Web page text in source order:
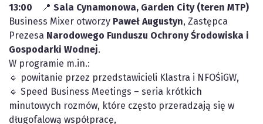
13:00
📍 Sala Cynamonowa, Garden City (teren MTP)
Business Mixer otworzy Paweł Augustyn, Zastępca
Prezesa Narodowego Funduszu Ochrony Środowiska i
Gospodarki Wodnej.
W programie m.in.:
🔹 powitanie przez przedstawicieli Klastra i NFOŚiGW,
🔹 Speed Business Meetings – seria krótkich
minutowych rozmów, które często przeradzają się w
długofalową współpracę,